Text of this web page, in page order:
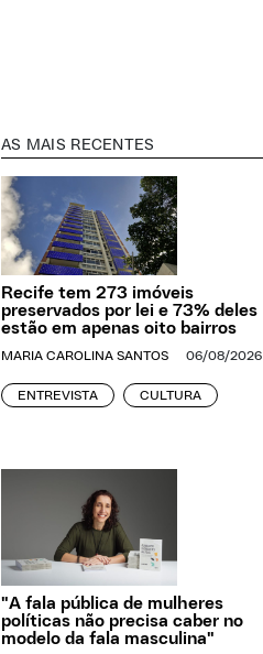
AS MAIS RECENTES
Recife tem 273 imóveis
preservados por lei e 73% deles
estão em apenas oito bairros
MARIA CAROLINA SANTOS 06/08/2026
ENTREVISTA CULTURA
"A fala pública de mulheres
políticas não precisa caber no
modelo da fala masculina"